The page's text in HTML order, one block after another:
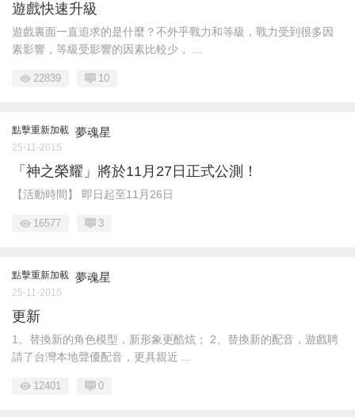
遊戲快速升級
遊戲裏面一直追求的是什麼？不外乎戰力和等級，戰力受到很多因
素影響，等級受影響的因素比較少， ...
22839 10
點擊重新加載 夢魂星
25-11-2015
「神之榮耀」將於11月27日正式公測！
【活動時間】 即日起至11月26日
16577 3
點擊重新加載 夢魂星
25-11-2015
更新
1、替換新的角色模型，新形象更酷炫； 2、替換新的配音，遊戲聘
請了台灣本地聲優配音，更具親近 ...
12401 0